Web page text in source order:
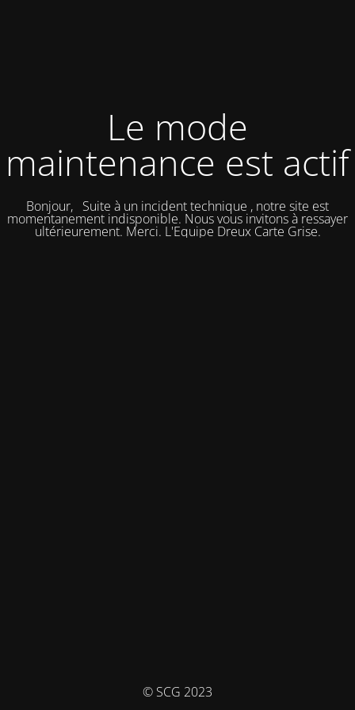
Le mode
maintenance est actif
Bonjour, Suite à un incident technique , notre site est
momentanement indisponible. Nous vous invitons à ressayer
ultérieurement. Merci. L'Equipe Dreux Carte Grise.
© SCG 2023